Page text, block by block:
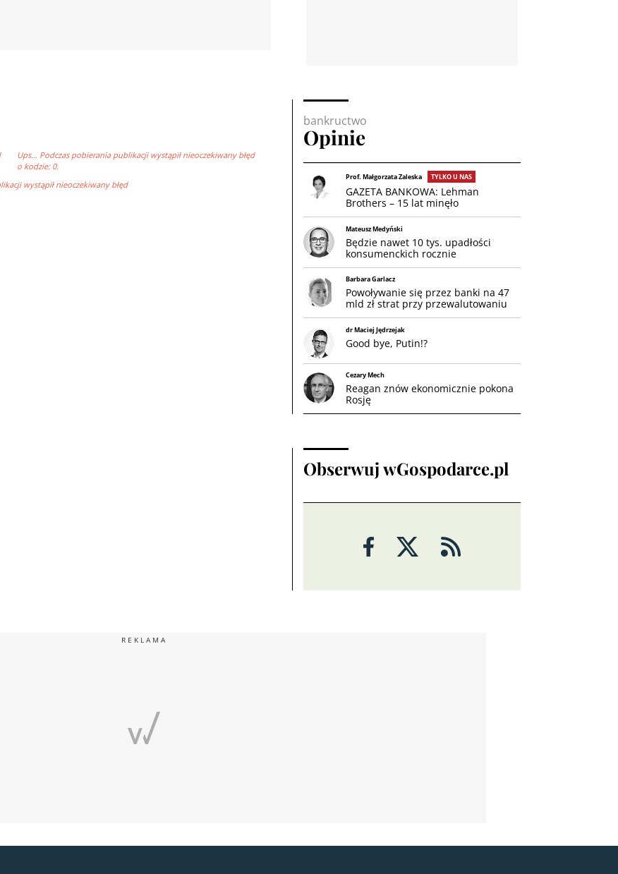
Ups… Podczas pobierania publikacji wystąpił nieoczekiwany błęd
o kodzie: 0.
wystąpił nieoczekiwany błęd
bankructwo
Opinie
Prof. Małgorzata Zaleska TYLKO U NAS
GAZETA BANKOWA: Lehman
Brothers – 15 lat minęło
Mateusz Medyński
Będzie nawet 10 tys. upadłości
konsumenckich rocznie
Barbara Garlacz
Powoływanie się przez banki na 47
mld zł strat przy przewalutowaniu
kredytów CHF jest nadużyciem
dr Maciej Jędrzejak
Good bye, Putin!?
Cezary Mech
Reagan znów ekonomicznie pokona
Rosję
Obserwuj wGospodarce.pl
REKLAMA